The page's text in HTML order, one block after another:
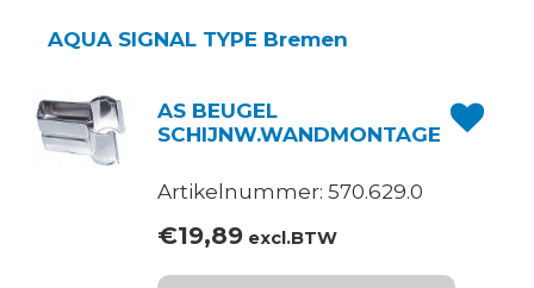
AQUA SIGNAL TYPE Bremen
AS BEUGEL
SCHIJNW.WANDMONTAGE
Artikelnummer: 570.629.0
€19,89excl.BTW